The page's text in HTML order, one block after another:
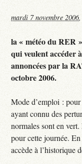
mardi 7 novembre 2006
la « météo du RER
qui veulent accéder
annoncées par la
octobre 2006.
Mode d’emploi :
ayant connu des
normales sont en
pour cette journée.
accède à l’historique